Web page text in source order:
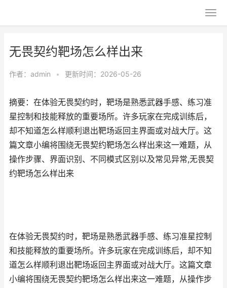
无畏契约靶场怎么样出来
作者： admin • 更新时间：2026-05-26
摘要：在体验无畏契约时，靶场是熟悉武器手感、练习准
星控制和技能释放的重要场所。许多玩家在完成训练后，
却不知道怎么样顺利退出靶场返回主界面或对战大厅。这
篇文章小编将围绕无畏契约靶场怎么样出来这一难题，从
操作步骤、界面识别、不同模式区别以及常见异常,无畏契
约靶场怎么样出来
在体验无畏契约时，靶场是熟悉武器手感、练习准星控制
和技能释放的重要场所。许多玩家在完成训练后，却不知
道怎么样顺利退出靶场返回主界面或对战大厅。这篇文章
小编将围绕无畏契约靶场怎么样出来这一难题，从操作步